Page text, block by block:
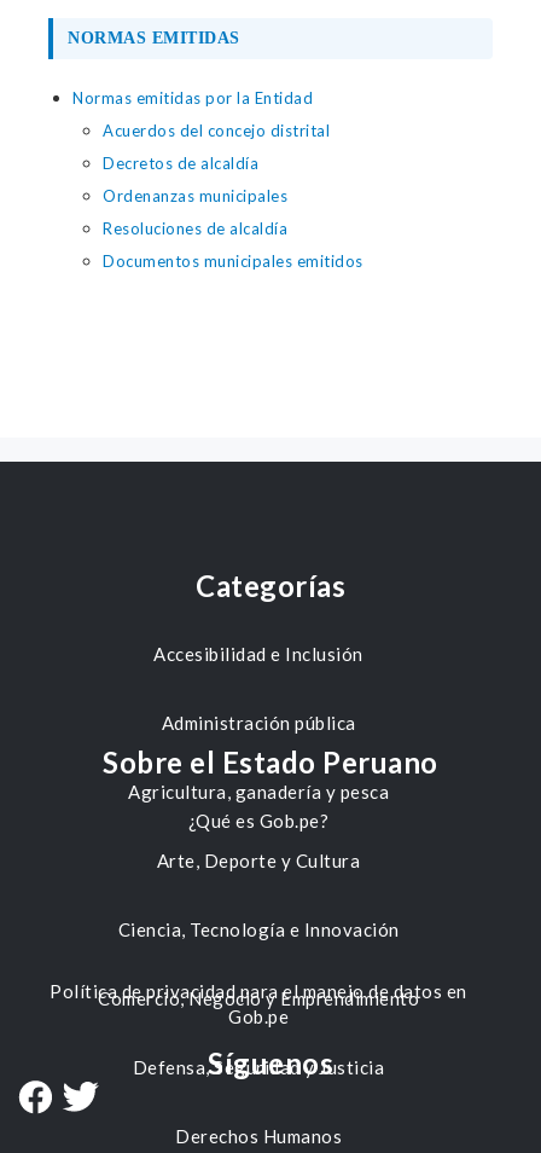
NORMAS EMITIDAS
Normas emitidas por la Entidad
Acuerdos del concejo distrital
Decretos de alcaldía
Ordenanzas municipales
Resoluciones de alcaldía
Documentos municipales emitidos
Categorías
Accesibilidad e Inclusión
Administración pública
Agricultura, ganadería y pesca
Arte, Deporte y Cultura
Ciencia, Tecnología e Innovación
Comercio, Negocio y Emprendimiento
Defensa, Seguridad y Justicia
Derechos Humanos
Sobre el Estado Peruano
¿Qué es Gob.pe?
Política de privacidad para el manejo de datos en
Gob.pe
Síguenos